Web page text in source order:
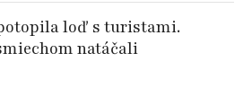
loď s turistami.
natáčali